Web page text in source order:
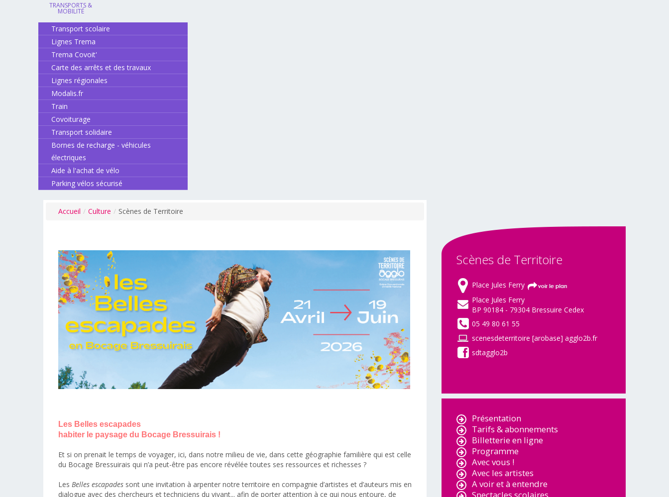
TRANSPORTS &
MOBILITÉ
Transport scolaire
Lignes Trema
Trema Covoit'
Carte des arrêts et des travaux
Lignes régionales
Modalis.fr
Train
Covoiturage
Transport solidaire
Bornes de recharge - véhicules
électriques
Aide à l'achat de vélo
Parking vélos sécurisé
Accueil / Culture / Scènes de Territoire
Les Belles escapades
habiter le paysage du Bocage Bressuirais !
Et si on prenait le temps de voyager, ici, dans notre milieu de vie, dans cette géographie familière qui est celle
du Bocage Bressuirais qui n’a peut-être pas encore révélée toutes ses ressources et richesses ?
Les Belles escapades sont une invitation à arpenter notre territoire en compagnie d’artistes et d’auteurs mis en
dialogue avec des chercheurs et techniciens du vivant... afin de porter attention à ce qui nous entoure, de
Scènes de Territoire
Place Jules Ferry
Place Jules Ferry
BP 90184 - 79304 Bressuire Cedex
05 49 80 61 55
scenesdeterritoire [arobase] agglo2b.fr
sdtagglo2b
Présentation
Tarifs & abonnements
Billetterie en ligne
Programme
Avec vous !
Avec les artistes
A voir et à entendre